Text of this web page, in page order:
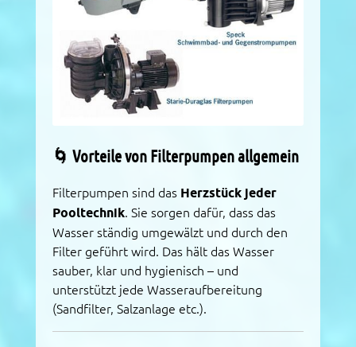
🌀 Vorteile von Filterpumpen allgemein
Filterpumpen sind das Herzstück jeder
Pooltechnik . Sie sorgen dafür, dass das
Wasser ständig umgewälzt und durch den
Filter geführt wird. Das hält das Wasser
sauber, klar und hygienisch – und
unterstützt jede Wasseraufbereitung
(Sandfilter, Salzanlage etc.).